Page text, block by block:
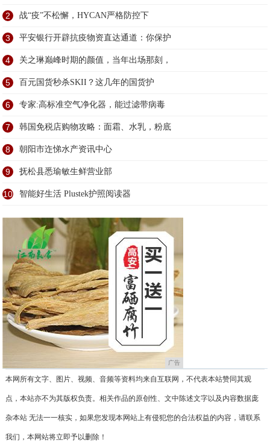
2 战“疫”不松懈，HYCAN严格防控下
3 平安银行开辟抗疫物资直达通道：你保护
4 关之琳巅峰时期的颜值，当年出场那刻，
5 百元国货秒杀SKII？这几年的国货护
6 专家:高标准空气净化器，能过滤带病毒
7 韩国免税店购物攻略：面霜、水乳，粉底
8 朝阳市迮悌水产资讯中心
9 抚松县悉瑜敏生鲜营业部
10 智能好生活 Plustek护照阅读器
广告
本网所有文字、图片、视频、音频等资料均来自互联网，不代表本站赞同其观
点，本站亦不为其版权负责。相关作品的原创性、文中陈述文字以及内容数据庞
杂本站 无法一一核实，如果您发现本网站上有侵犯您的合法权益的内容，请联系
我们，本网站将立即予以删除！